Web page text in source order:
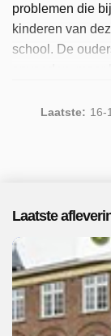
problemen die
kinderen van
school. De
Gorter, Eva van
Jeroen
programma
Laatste: 16-
Laatste